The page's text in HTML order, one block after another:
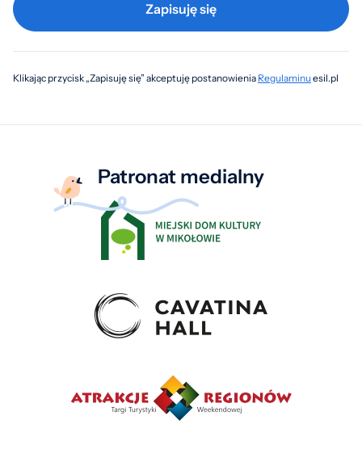
Zapisuję się
Klikając przycisk „Zapisuję się” akceptuję postanowienia Regulaminuesil.pl
Patronat medialny